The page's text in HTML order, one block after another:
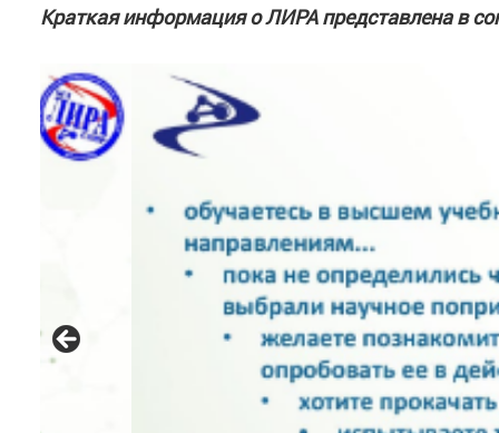
Краткая информация о ЛИРА представлена в